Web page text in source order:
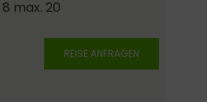
max. 20
REISE ANFRAGEN